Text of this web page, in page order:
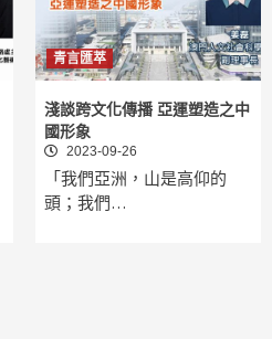
青言匯萃
淺談跨文化傳播 亞運塑造之中
國形象
2023-09-26
「我們亞洲，山是高仰的
頭；我們…